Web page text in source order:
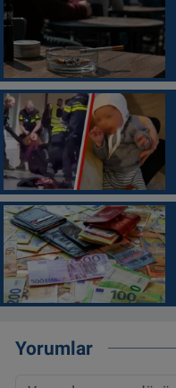
Yorumlar